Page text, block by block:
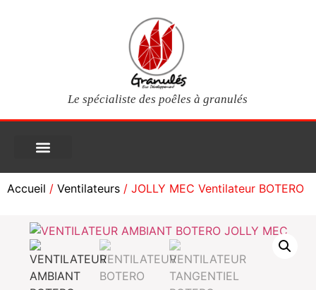
Le spécialiste des poêles à granulés
Accueil / Ventilateurs / JOLLY MEC Ventilateur BOTERO